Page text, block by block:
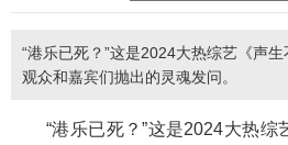
“港乐已死？”这是2024大热综艺《声
观众和嘉宾们抛出的灵魂发问。
“港乐已死？”这是2024大热综艺